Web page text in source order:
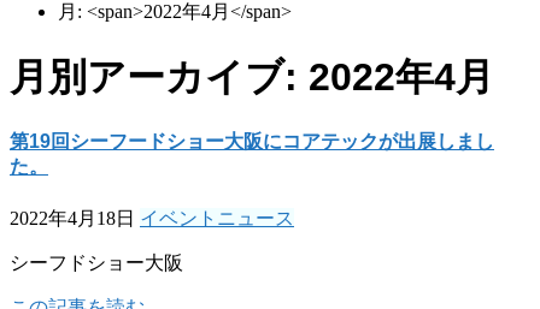
月: <span>2022年4月</span>
月別アーカイブ: 2022年4月
第19回シーフードショー大阪にコアテックが出展しまし
た。
2022年4月18日 イベント ニュース
シーフドショー大阪